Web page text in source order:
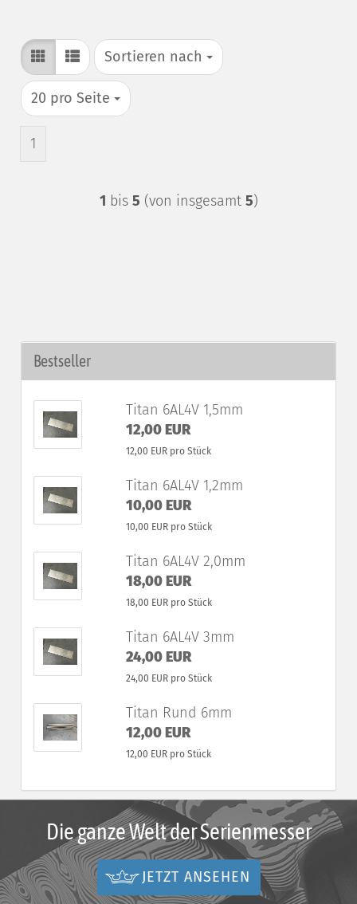
Sortieren nach
Sortieren nach
20 pro Seite
pro Seite
1
1 bis 5 (von insgesamt 5)
Bestseller
Titan 6AL4V 1,5mm
12,00 EUR
12,00 EUR pro Stück
Titan 6AL4V 1,2mm
10,00 EUR
10,00 EUR pro Stück
Titan 6AL4V 2,0mm
18,00 EUR
18,00 EUR pro Stück
Titan 6AL4V 3mm
24,00 EUR
24,00 EUR pro Stück
Titan Rund 6mm
12,00 EUR
12,00 EUR pro Stück
Die ganze Welt der Serienmesser
JETZT ANSEHEN